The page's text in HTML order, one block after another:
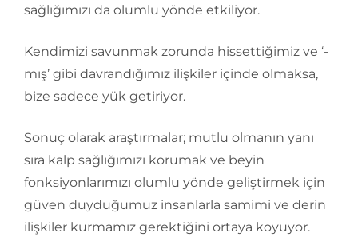
sağlığımızı da olumlu yönde etkiliyor.
Kendimizi savunmak zorunda hissettiğimiz ve ‘-
mış’ gibi davrandığımız ilişkiler içinde olmaksa,
bize sadece yük getiriyor.
Sonuç olarak araştırmalar; mutlu olmanın yanı
sıra kalp sağlığımızı korumak ve beyin
fonksiyonlarımızı olumlu yönde geliştirmek için
güven duyduğumuz insanlarla samimi ve derin
ilişkiler kurmamız gerektiğini ortaya koyuyor.